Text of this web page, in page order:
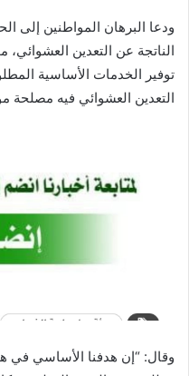
ودعا البرهان المواطنين إلى
الناتجة عن التعدين
توفير الخدمات الأساسية
التعدين العشوائي فيه مصلحة
وقال: “إن هدفنا الأساسي في